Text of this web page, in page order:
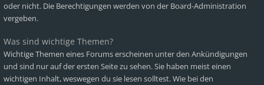
oder nicht. Die Berechtigungen werden von der Board-Administration
vergeben.
Was sind wichtige Themen?
Wichtige Themen eines Forums erscheinen unter den Ankündigungen
und sind nur auf der ersten Seite zu sehen. Sie haben meist einen
wichtigen Inhalt, weswegen du sie lesen solltest. Wie bei den